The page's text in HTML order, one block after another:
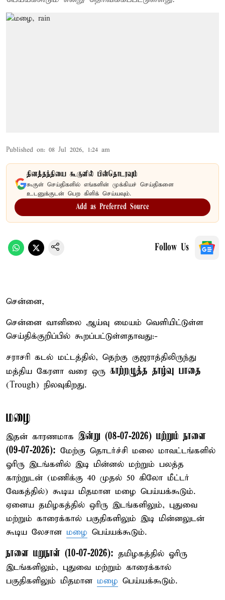
Published on: 08 Jul 2026, 1:24 am
தினத்தந்தியை கூகுளில் பின்தொடரவும்
கூகுள் செய்திகளில் எங்களின் முக்கியச் செய்திகளை
உடனுக்குடன் பெற கிளிக் செய்யவும்.
Add as Preferred Source
Follow Us
சென்னை,
சென்னை வானிலை ஆய்வு மையம் வெளியிட்டுள்ள
செய்திக்குறிப்பில் கூறப்பட்டுள்ளதாவது:-
சராசரி கடல் மட்டத்தில், தெற்கு குஜராத்திலிருந்து
மத்திய கேரளா வரை ஒரு காற்றழுத்த தாழ்வு பாதை
(Trough) நிலவுகிறது.
மழை
இதன் காரணமாக இன்று (08-07-2026) மற்றும் நாளை
(09-07-2026): மேற்கு தொடர்ச்சி மலை மாவட்டங்களில்
ஓரிரு இடங்களில் இடி மின்னல் மற்றும் பலத்த
காற்றுடன் (மணிக்கு 40 முதல் 50 கிலோ மீட்டர்
வேகத்தில்) கூடிய மிதமான மழை பெய்யக்கூடும்.
ஏனைய தமிழகத்தில் ஒரிரு இடங்களிலும், புதுவை
மற்றும் காரைக்கால் பகுதிகளிலும் இடி மின்னலுடன்
கூடிய லேசான மழை பெய்யக்கூடும்.
நாளை மறுநாள் (10-07-2026): தமிழகத்தில் ஓரிரு
இடங்களிலும், புதுவை மற்றும் காரைக்கால்
பகுதிகளிலும் மிதமான மழை பெய்யக்கூடும்.